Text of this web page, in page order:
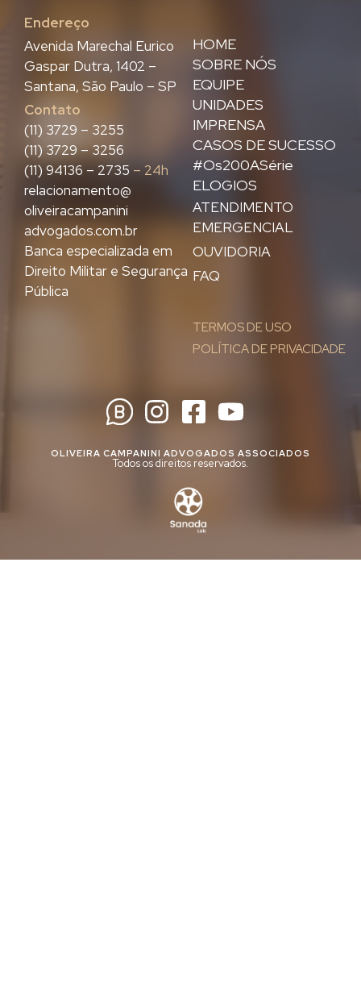
Endereço
HOME
SOBRE NÓS
EQUIPE
UNIDADES
IMPRENSA
CASOS DE SUCESSO
#Os200ASérie
ELOGIOS
ATENDIMENTO
EMERGENCIAL
OUVIDORIA
FAQ
TERMOS DE USO
POLÍTICA DE PRIVACIDADE
Avenida Marechal Eurico
Gaspar Dutra, 1402 –
Santana, São Paulo – SP
Contato
(11) 3729 – 3255
(11) 3729 – 3256
(11) 94136 – 2735 – 24h
relacionamento@
oliveiracampanini
advogados.com.br
Banca especializada em
Direito Militar e Segurança
Pública
OLIVEIRA CAMPANINI ADVOGADOS ASSOCIADOS
Todos os direitos reservados.